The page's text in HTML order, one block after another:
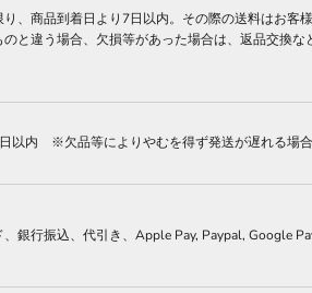
、商品到着日より 7日以内。その際の送料はお客
と違う場合、欠損等があった場合は、返品交換
日以内 ※欠品等によりやむを得ず発送が遅れる場
銀行振込、代引き、 Apple Pay, Paypal, Google